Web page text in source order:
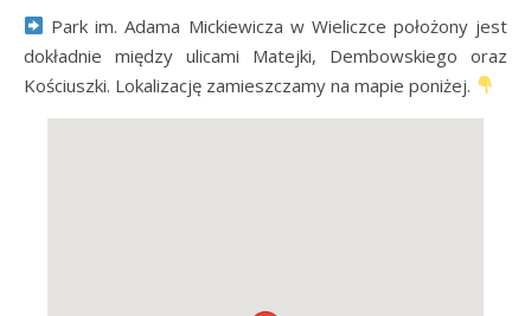
Park im. Adama Mickiewicza w Wieliczce położony jest
dokładnie między ulicami Matejki, Dembowskiego oraz
Kościuszki. Lokalizację zamieszczamy na mapie poniżej.